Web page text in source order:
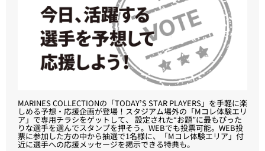
MARINES COLLECTIONの「TODAY’S STAR PLAYERS」を手軽に楽
しめる予想・応援企画が登場！スタジアム場外の「Mコレ体験エリ
ア」で専用チラシをゲットして、 設定された“お題”に最もぴった
りな選手を選んでスタンプを押そう。WEBでも投票可能。WEB投
票に参加した方の中から抽選で1名様に、「Mコレ体験エリア」付
近に選手への応援メッセージを掲示できる特典も。